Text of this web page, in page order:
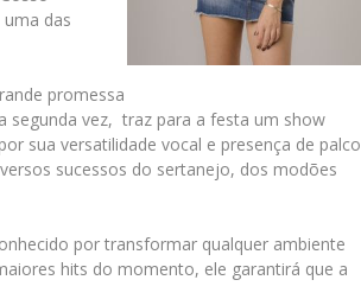
das
promessa
segunda vez, traz para a festa um show
sua versatilidade vocal e presença de palco
sucessos do sertanejo, dos modões
por transformar qualquer ambiente
hits do momento, ele garantirá que a